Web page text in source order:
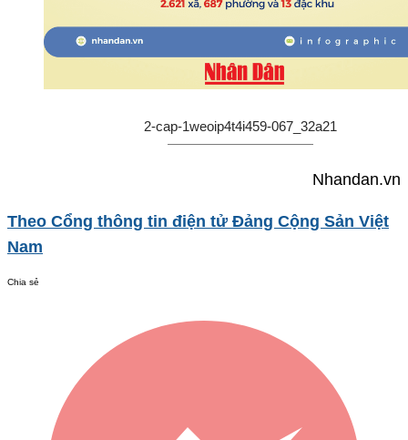
2-cap-1weoip4t4i459-067_32a21
Nhandan.vn
Theo Cổng thông tin điện tử Đảng Cộng Sản Việt
Nam
Chia sẻ